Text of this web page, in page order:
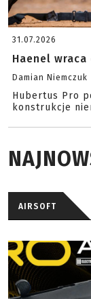
31.07.2026
Haenel
Damian Niemczuk
Hubertus Pro
konstrukcje
AIRSOFT